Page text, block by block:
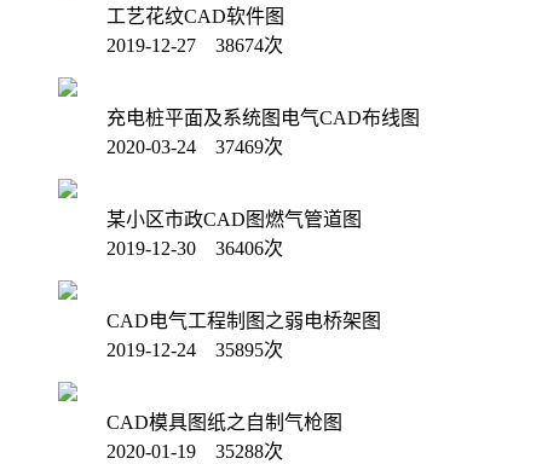
工艺花纹CAD软件图
2019-12-27 38674次
充电桩平面及系统图电气CAD布线图
2020-03-24 37469次
某小区市政CAD图燃气管道图
2019-12-30 36406次
CAD电气工程制图之弱电桥架图
2019-12-24 35895次
CAD模具图纸之自制气枪图
2020-01-19 35288次